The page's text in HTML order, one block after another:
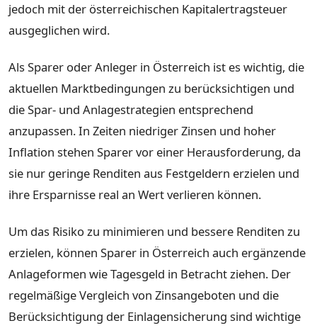
jedoch mit der österreichischen Kapitalertragsteuer
ausgeglichen wird.
Als Sparer oder Anleger in Österreich ist es wichtig, die
aktuellen Marktbedingungen zu berücksichtigen und
die Spar- und Anlagestrategien entsprechend
anzupassen. In Zeiten niedriger Zinsen und hoher
Inflation stehen Sparer vor einer Herausforderung, da
sie nur geringe Renditen aus Festgeldern erzielen und
ihre Ersparnisse real an Wert verlieren können.
Um das Risiko zu minimieren und bessere Renditen zu
erzielen, können Sparer in Österreich auch ergänzende
Anlageformen wie Tagesgeld in Betracht ziehen. Der
regelmäßige Vergleich von Zinsangeboten und die
Berücksichtigung der Einlagensicherung sind wichtige